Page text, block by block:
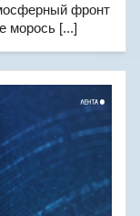
фронт
морось [...]